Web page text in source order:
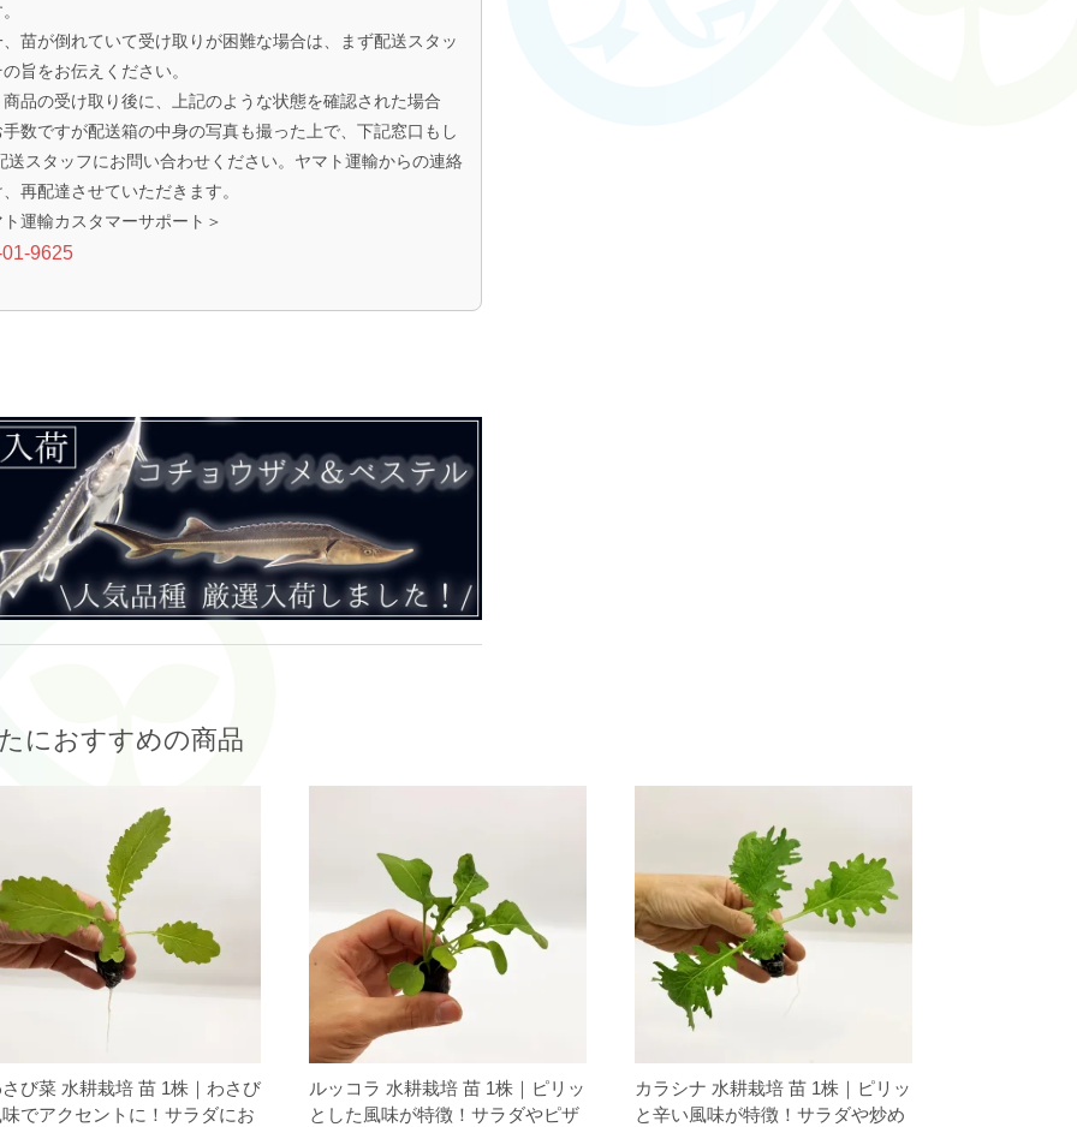
苗が倒れていて受け取りが困難な場合は、まず配送スタッ
旨をお伝えください。
品の受け取り後に、上記のような状態を確認された場合
数ですが配送箱の中身の写真も撮った上で、下記窓口もし
送スタッフにお問い合わせください。ヤマト運輸からの連絡
再配達させていただきます。
運輸カスタマーサポート＞
9625
におすすめの商品
び菜 水耕栽培 苗 1株｜わさび
でアクセントに！サラダにお
ルッコラ 水耕栽培 苗 1株｜ピリッ
とした風味が特徴！サラダやピザ
カラシナ 水耕栽培 苗 1株｜ピリッ
と辛い風味が特徴！サラダや炒め